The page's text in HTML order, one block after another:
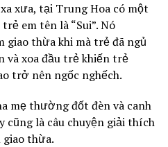
xưa, tại Trung Hoa có một
em tên là “Sui”. Nó
giao thừa khi mà trẻ đã ngủ
xoa đầu trẻ khiến trẻ
trở nên ngốc nghếch.
mẹ thường đốt đèn và canh
cũng là câu chuyện giải thích
thừa.